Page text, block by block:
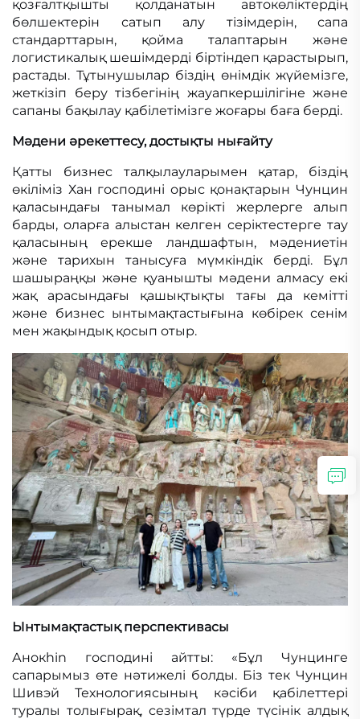
қозғалтқышты қолданатын автокөліктердің
бөлшектерін сатып алу тізімдерін, сапа
стандарттарын, қойма талаптарын және
логистикалық шешімдерді біртіндеп қарастырып,
растады. Тұтынушылар біздің өнімдік жүйемізге,
жеткізіп беру тізбегінің жауапкершілігіне және
сапаны бақылау қабілетімізге жоғары баға берді.
Мәдени әрекеттесу, достықты нығайту
Қатты бизнес талқылауларымен қатар, біздің
өкіліміз Хан господині орыс қонақтарын Чунцин
қаласындағы танымал көрікті жерлерге алып
барды, оларға алыстан келген серіктестерге тау
қаласының ерекше ландшафтын, мәдениетін
және тарихын танысуға мүмкіндік берді. Бұл
шашыраңқы және қуанышты мәдени алмасу екі
жақ арасындағы қашықтықты тағы да кемітті
және бизнес ынтымақтастығына көбірек сенім
мен жақындық қосып отыр.
Ынтымақтастық перспективасы
Анокhin господині айтты: «Бұл Чунцинге
сапарымыз өте нәтижелі болды. Біз тек Чунцин
Шивэй Технологиясының кәсіби қабілеттері
туралы толығырақ, сезімтал түрде түсінік алдық